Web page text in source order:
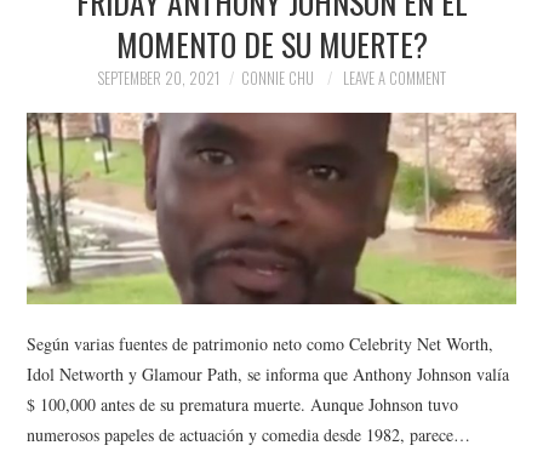
MOMENTO DE SU MUERTE?
SEPTEMBER 20, 2021 CONNIE CHU LEAVE A COMMENT
Según varias fuentes de patrimonio neto como Celebrity Net Worth,
Idol Networth y Glamour Path, se informa que Anthony Johnson valía
$ 100,000 antes de su prematura muerte. Aunque Johnson tuvo
numerosos papeles de actuación y comedia desde 1982, parece…